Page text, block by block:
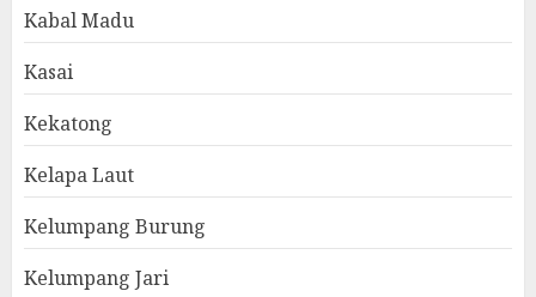
Kabal Madu
Kasai
Kekatong
Kelapa Laut
Kelumpang Burung
Kelumpang Jari